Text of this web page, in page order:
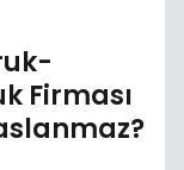
Firması